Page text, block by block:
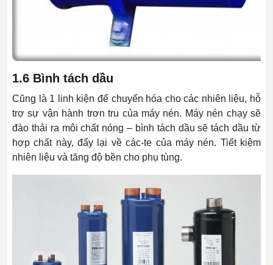
1.6 Bình tách dầu
Cũng là 1 linh kiện để chuyển hóa cho các nhiên liệu, hỗ
trợ sự vận hành trơn tru của máy nén. Máy nén chạy sẽ
đào thải ra môi chất nóng – bình tách dầu sẽ tách dầu từ
hợp chất này, đẩy lại về các-te của máy nén. Tiết kiệm
nhiên liệu và tăng độ bền cho phụ tùng.